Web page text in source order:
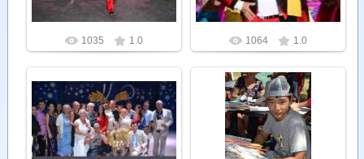
1035 1.0 1064 1.0
26.07.2012
Admin
26.07.2012
Admin